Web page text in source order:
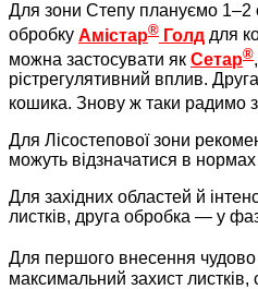
Для зони Степу плануємо 1–2
обробку Амістар® Голд для
можна застосувати як Сетар®
рістрегулятивний вплив.
кошика. Знову ж таки радимо
Для Лісостепової зони
можуть відзначатися в
Для західних областей й
листків, друга обробка — у
Для першого внесення чудово
максимальний захист